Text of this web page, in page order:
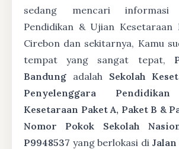
sedang mencari informasi
Pendidikan & Ujian Kesetaraan
Cirebon dan sekitarnya, Kamu
tempat yang sangat tepat,
Bandung adalah Sekolah
Penyelenggara
Kesetaraan Paket A, Paket B &
Nomor Pokok Sekolah
P9948537 yang berlokasi di Jalan